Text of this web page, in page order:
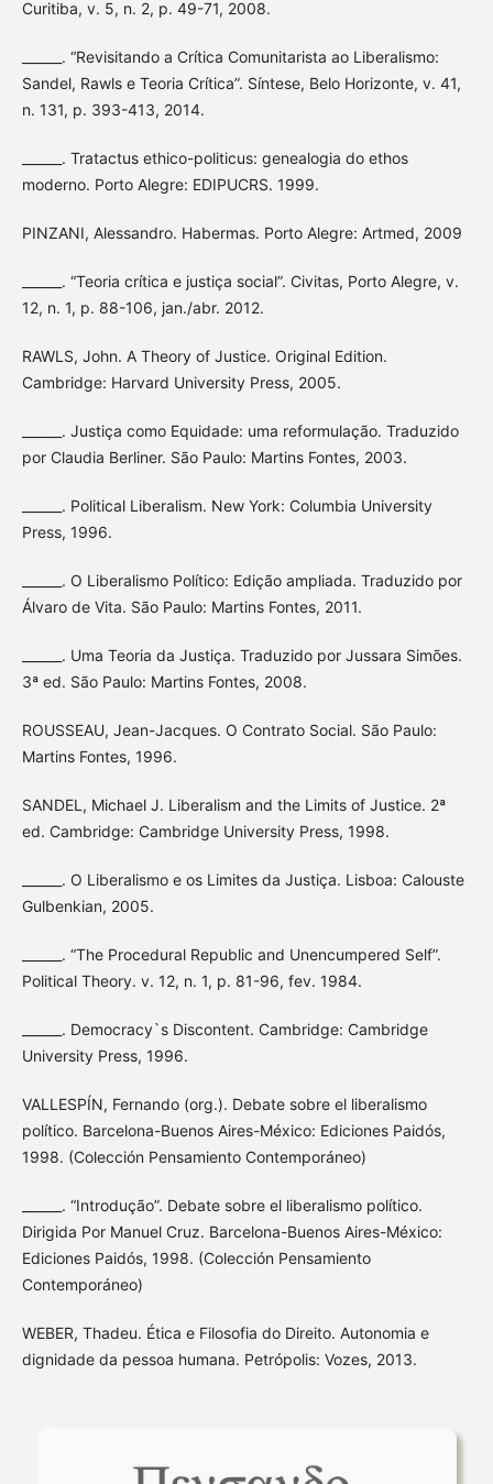
Curitiba, v. 5, n. 2, p. 49-71, 2008.
______. “Revisitando a Crítica Comunitarista ao Liberalismo:
Sandel, Rawls e Teoria Crítica”. Síntese, Belo Horizonte, v. 41,
n. 131, p. 393-413, 2014.
______. Tratactus ethico-politicus: genealogia do ethos
moderno. Porto Alegre: EDIPUCRS. 1999.
PINZANI, Alessandro. Habermas. Porto Alegre: Artmed, 2009
______. “Teoria crítica e justiça social”. Civitas, Porto Alegre, v.
12, n. 1, p. 88-106, jan./abr. 2012.
RAWLS, John. A Theory of Justice. Original Edition.
Cambridge: Harvard University Press, 2005.
______. Justiça como Equidade: uma reformulação. Traduzido
por Claudia Berliner. São Paulo: Martins Fontes, 2003.
______. Political Liberalism. New York: Columbia University
Press, 1996.
______. O Liberalismo Político: Edição ampliada. Traduzido por
Álvaro de Vita. São Paulo: Martins Fontes, 2011.
______. Uma Teoria da Justiça. Traduzido por Jussara Simões.
3ª ed. São Paulo: Martins Fontes, 2008.
ROUSSEAU, Jean-Jacques. O Contrato Social. São Paulo:
Martins Fontes, 1996.
SANDEL, Michael J. Liberalism and the Limits of Justice. 2ª
ed. Cambridge: Cambridge University Press, 1998.
______. O Liberalismo e os Limites da Justiça. Lisboa: Calouste
Gulbenkian, 2005.
______. “The Procedural Republic and Unencumpered Self”.
Political Theory. v. 12, n. 1, p. 81-96, fev. 1984.
______. Democracy`s Discontent. Cambridge: Cambridge
University Press, 1996.
VALLESPÍN, Fernando (org.). Debate sobre el liberalismo
político. Barcelona-Buenos Aires-México: Ediciones Paidós,
1998. (Colección Pensamiento Contemporáneo)
______. “Introdução”. Debate sobre el liberalismo político.
Dirigida Por Manuel Cruz. Barcelona-Buenos Aires-México:
Ediciones Paidós, 1998. (Colección Pensamiento
Contemporáneo)
WEBER, Thadeu. Ética e Filosofia do Direito. Autonomia e
dignidade da pessoa humana. Petrópolis: Vozes, 2013.